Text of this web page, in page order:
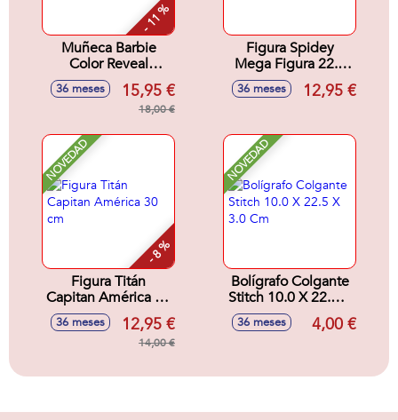
- 11 %
Muñeca Barbie
Color Reveal
Sirenas 32x8x8 cm
36 meses 15,95 €
18,00 €
Figura Spidey
Mega Figura 22.8
cm
36 meses 12,95 €
NOVEDAD
- 8 %
Figura Titán
Capitan América 30
cm
36 meses 12,95 €
14,00 €
NOVEDAD
Bolígrafo Colgante
Stitch 10.0 X 22.5 X
3.0 Cm
36 meses 4,00 €